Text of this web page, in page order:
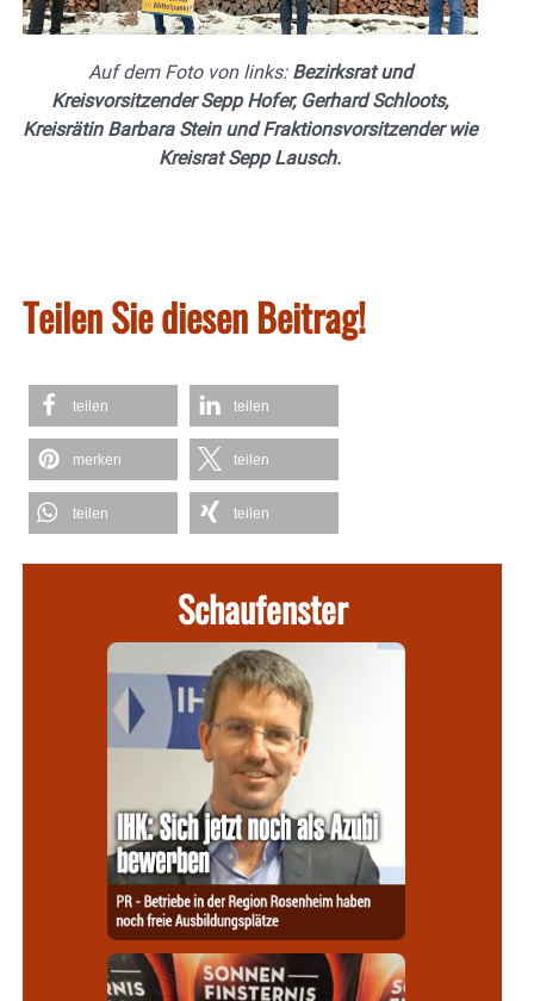
Auf dem Foto von links: Bezirksrat und
Kreisvorsitzender Sepp Hofer, Gerhard Schloots,
Kreisrätin Barbara Stein und Fraktionsvorsitzender wie
Kreisrat Sepp Lausch.
Teilen Sie diesen Beitrag!
teilen teilen
merken teilen
teilen teilen
Schaufenster